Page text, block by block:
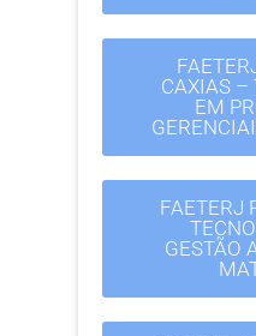
CAXIAS –
EM
FAETERJ
GESTÃO